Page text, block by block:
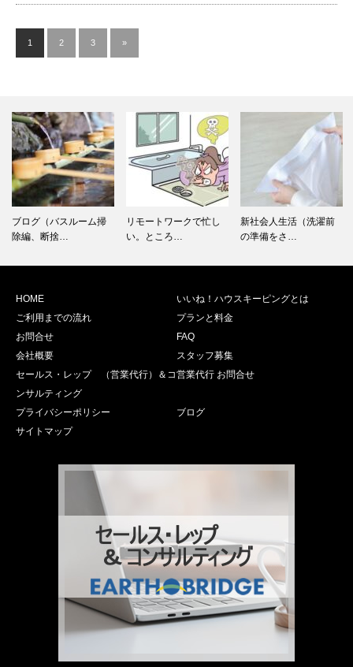
1 2 3 »
ブログ（バスルーム掃
除編、断捨…
リモートワークで忙し
い。ところ…
新社会人生活（洗濯前
の準備をさ…
HOME
いいね！ハウスキーピングとは
ご利用までの流れ
プランと料金
お問合せ
FAQ
会社概要
スタッフ募集
セールス・レップ （営業代行）＆コ
ンサルティング
営業代行 お問合せ
プライバシーポリシー
ブログ
サイトマップ